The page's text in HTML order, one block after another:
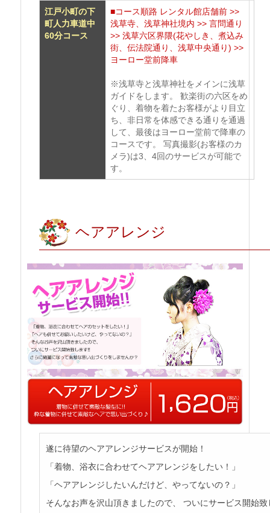
江戸小町の下
町人力車道中
60分コース
■コース順路 レンタル館店舗前 >>
浅草寺、浅草神社境内 >> 言問通り
>> 浅草六区界隈(花やしき、煮込み
街、伝法院通り、浅草中央通り) >>
ヨーロー堂前降車
※浅草寺と浅草神社をメインに浅草
ガイドをします。 歓楽街の六区をめ
ぐり、着物を着たお客様がより目立
ち、非日常を体感できる通りを通過
して、最後はヨーロー堂前で降車の
コースです。 写真撮影(お客様のカ
メラ)は3、4回のサービスが可能で
す。
ヘアアレンジ
遂に待望のヘアアレンジサービスが開始！
「着物、浴衣に合わせてヘアアレンジをしたい！」
「ヘアアレンジしたいんだけど、やってないの？」
そんなお声を沢山頂きましたので、 ついにサービス開始